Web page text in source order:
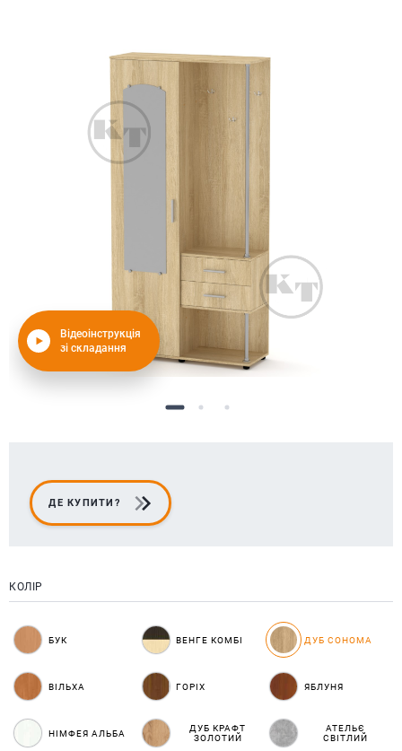
Відеоінструкція
зі складання
ДЕ КУПИТИ?
КОЛІР
БУК ВЕНГЕ КОМБІ ДУБ СОНОМА
ВІЛЬХА ГОРІХ ЯБЛУНЯ
НІМФЕЯ АЛЬБА
ДУБ КРАФТ
ЗОЛОТИЙ
АТЕЛЬЄ
СВІТЛИЙ